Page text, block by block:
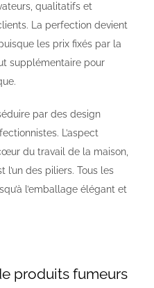
qualitatifs et
La perfection devient
les prix fixés par la
supplémentaire pour
par des design
L’aspect
du travail de la maison,
des piliers. Tous les
l’emballage élégant et
produits fumeurs